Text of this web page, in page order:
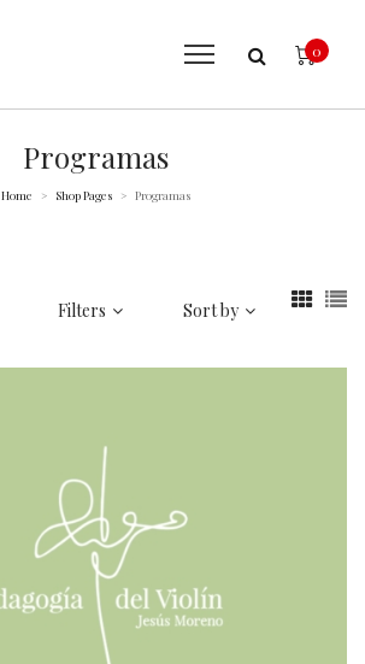
0
Programas
Home > Shop Pages > Programas
Filters Sort by